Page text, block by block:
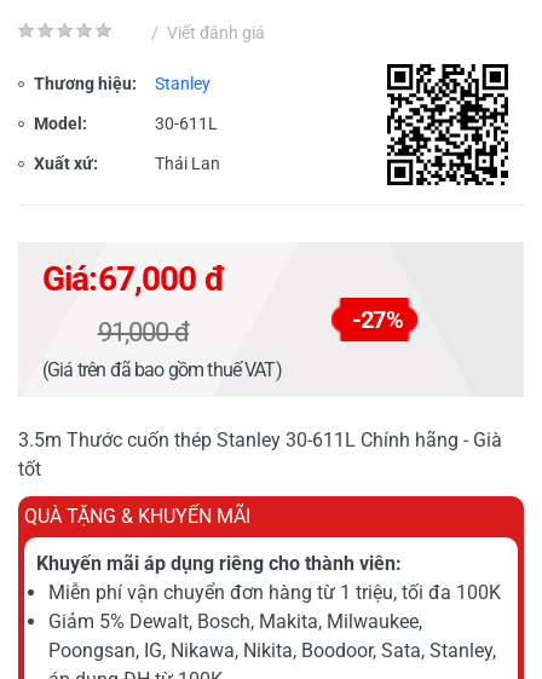
/ Viết đánh giá
Thương hiệu: Stanley
Model: 30-611L
Xuất xứ: Thái Lan
Giá:67,000 đ
91,000 đ -27%
(Giá trên đã bao gồm thuế VAT)
3.5m Thước cuốn thép Stanley 30-611L Chính hãng - Già
tốt
QUÀ TẶNG & KHUYẾN MÃI
Khuyến mãi áp dụng riêng cho thành viên:
Miễn phí vận chuyển đơn hàng từ 1 triệu, tối đa 100K
Giảm 5% Dewalt, Bosch, Makita, Milwaukee,
Poongsan, IG, Nikawa, Nikita, Boodoor, Sata, Stanley,